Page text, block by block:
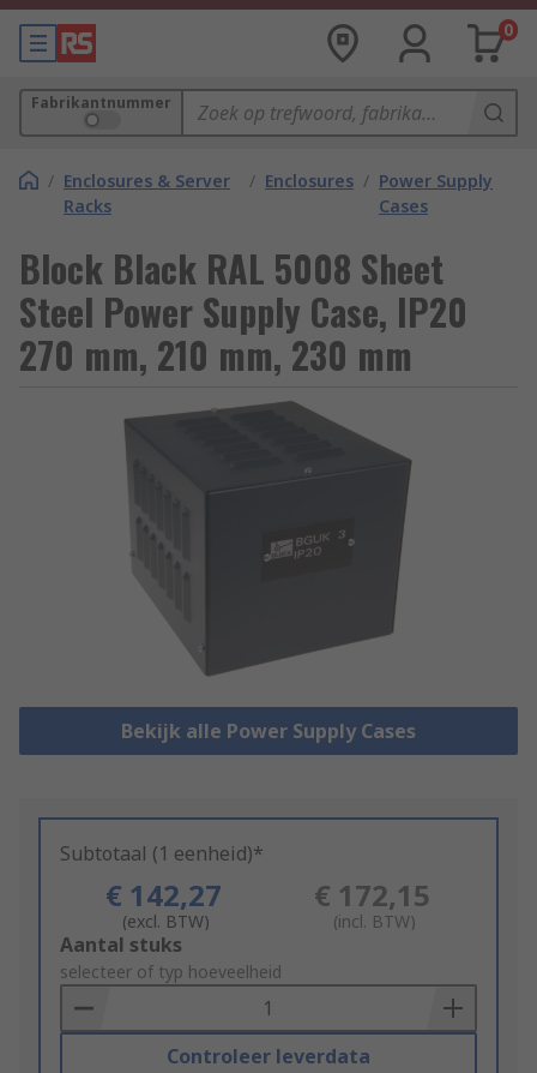
0
Fabrikantnummer
/ Enclosures & Server
Racks
/ Enclosures / Power Supply
Cases
Block Black RAL 5008 Sheet
Steel Power Supply Case, IP20
270 mm, 210 mm, 230 mm
Bekijk alle Power Supply Cases
Subtotaal (1 eenheid)*
€ 142,27
(excl. BTW)
€ 172,15
(incl. BTW)
Add
to
Basket
Aantal stuks
selecteer of typ hoeveelheid
Controleer leverdata